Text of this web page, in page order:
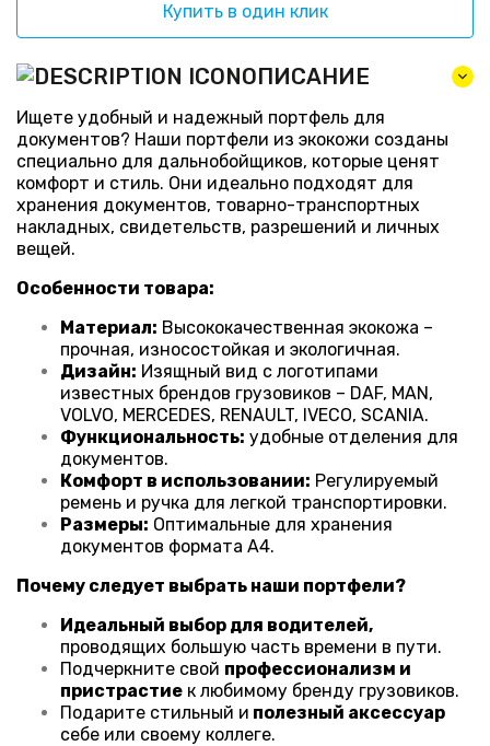
Купить в один клик
ОПИСАНИЕ
Ищете удобный и надежный портфель для
документов? Наши портфели из экокожи созданы
специально для дальнобойщиков, которые ценят
комфорт и стиль. Они идеально подходят для
хранения документов, товарно-транспортных
накладных, свидетельств, разрешений и личных
вещей.
Особенности товара:
Материал: Высококачественная экокожа –
прочная, износостойкая и экологичная.
Дизайн: Изящный вид с логотипами
известных брендов грузовиков – DAF, MAN,
VOLVO, MERCEDES, RENAULT, IVECO, SCANIA.
Функциональность: удобные отделения для
документов.
Комфорт в использовании: Регулируемый
ремень и ручка для легкой транспортировки.
Размеры: Оптимальные для хранения
документов формата А4.
Почему следует выбрать наши портфели?
Идеальный выбор для водителей,
проводящих большую часть времени в пути.
Подчеркните свой профессионализм и
пристрастие к любимому бренду грузовиков.
Подарите стильный и полезный аксессуар
себе или своему коллеге.